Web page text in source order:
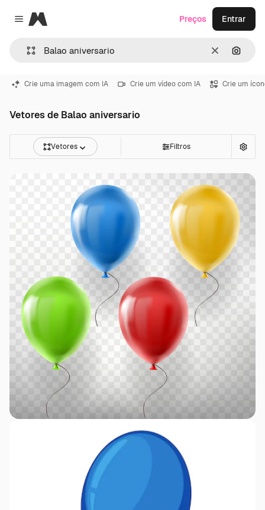
Close menu
Magnific
Limpar
Preços Entrar
Crie uma imagem com IA Crie um vídeo com IA Crie um
Vetores de Balao aniversario
Vetores Filtros